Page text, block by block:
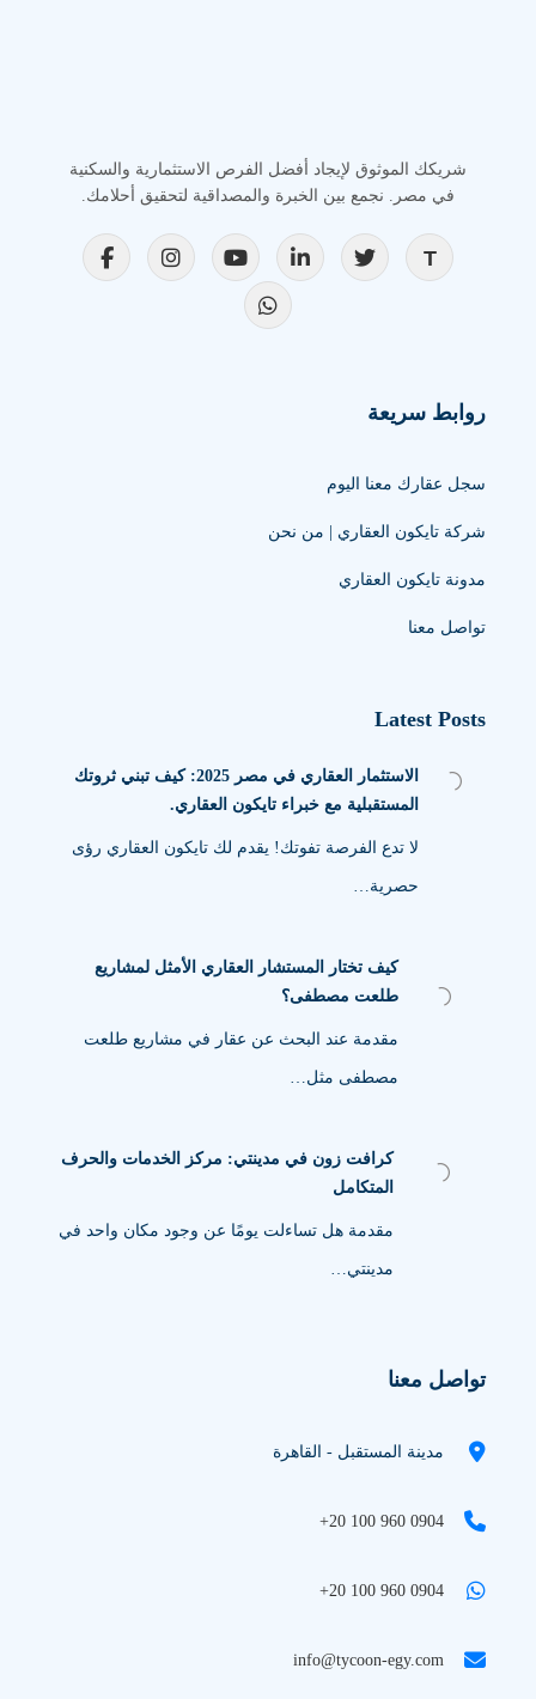
شريكك الموثوق لإيجاد أفضل الفرص الاستثمارية والسكنية
في مصر. نجمع بين الخبرة والمصداقية لتحقيق أحلامك.
روابط سريعة
سجل عقارك معنا اليوم
شركة تايكون العقاري | من نحن
مدونة تايكون العقاري
تواصل معنا
Latest Posts
الاستثمار العقاري في مصر 2025: كيف تبني ثروتك
المستقبلية مع خبراء تايكون العقاري.
لا تدع الفرصة تفوتك! يقدم لك تايكون العقاري رؤى
حصرية…
كيف تختار المستشار العقاري الأمثل لمشاريع
طلعت مصطفى؟
مقدمة عند البحث عن عقار في مشاريع طلعت
مصطفى مثل…
كرافت زون في مدينتي: مركز الخدمات والحرف
المتكامل
مقدمة هل تساءلت يومًا عن وجود مكان واحد في
مدينتي…
تواصل معنا
مدينة المستقبل - القاهرة
+20 100 960 0904
+20 100 960 0904
info@tycoon-egy.com